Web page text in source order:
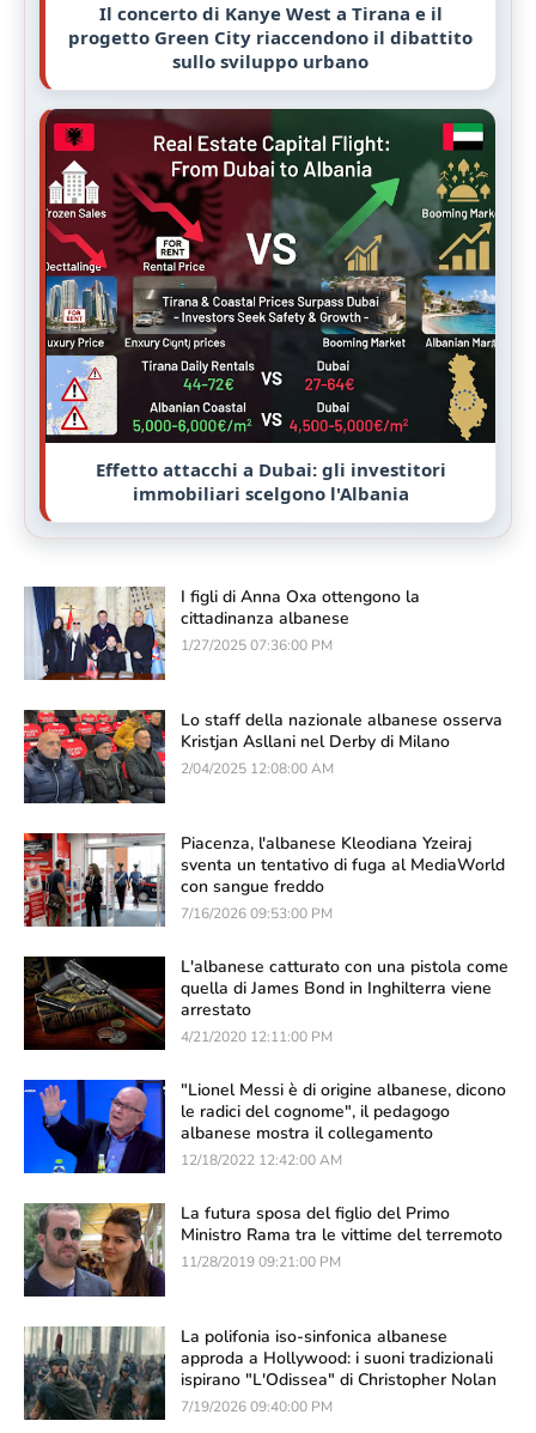
Il concerto di Kanye West a Tirana e il
progetto Green City riaccendono il dibattito
sullo sviluppo urbano
Effetto attacchi a Dubai: gli investitori
immobiliari scelgono l'Albania
I figli di Anna Oxa ottengono la
cittadinanza albanese
1/27/2025 07:36:00 PM
Lo staff della nazionale albanese osserva
Kristjan Asllani nel Derby di Milano
2/04/2025 12:08:00 AM
Piacenza, l'albanese Kleodiana Yzeiraj
sventa un tentativo di fuga al MediaWorld
con sangue freddo
7/16/2026 09:53:00 PM
L'albanese catturato con una pistola come
quella di James Bond in Inghilterra viene
arrestato
4/21/2020 12:11:00 PM
"Lionel Messi è di origine albanese, dicono
le radici del cognome", il pedagogo
albanese mostra il collegamento
12/18/2022 12:42:00 AM
La futura sposa del figlio del Primo
Ministro Rama tra le vittime del terremoto
11/28/2019 09:21:00 PM
La polifonia iso-sinfonica albanese
approda a Hollywood: i suoni tradizionali
ispirano "L'Odissea" di Christopher Nolan
7/19/2026 09:40:00 PM